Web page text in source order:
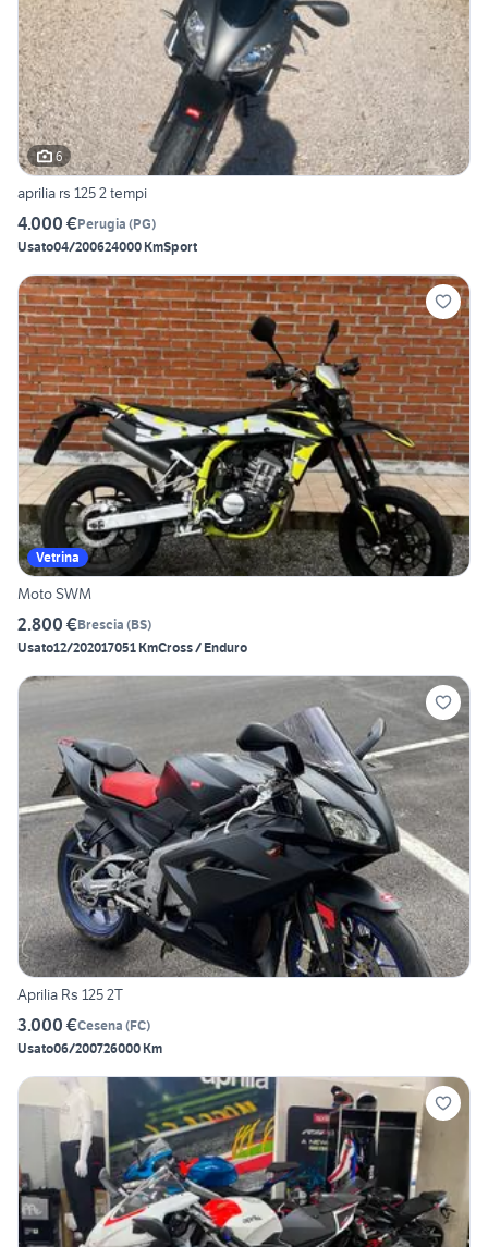
6
aprilia rs 125 2 tempi
4.000 €Perugia (PG)
Usato04/200624000 KmSport
Vetrina
Moto SWM
2.800 €Brescia (BS)
Usato12/202017051 KmCross / Enduro
Aprilia Rs 125 2T
3.000 €Cesena (FC)
Usato06/200726000 Km